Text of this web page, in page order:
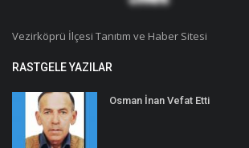
Vezirköprü İlçesi Tanıtım ve Haber Sitesi
RASTGELE YAZILAR
Osman İnan Vefat Etti